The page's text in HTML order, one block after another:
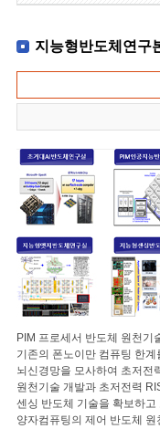
지능형반도체연구
PIM 프로세서 반도체 원천기
기존의 폰노이만 컴퓨팅 한
뇌신경망을 모사하여 초저전
원천기술 개발과 초저전력
센싱 반도체 기술을 확보하
양자컴퓨팅의 제어 반도체